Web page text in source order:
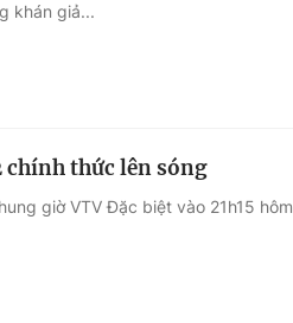
khán giả...
chính thức lên sóng
giờ VTV Đặc biệt vào 21h15 hôm